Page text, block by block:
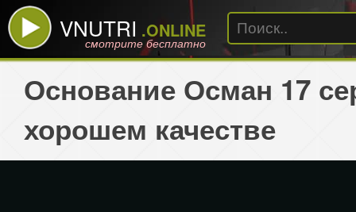
VNUTRI .ONLINE
смотрите бесплатно
Основание Осман 17
хорошем качестве